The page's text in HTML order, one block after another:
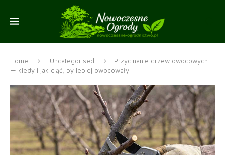
Home Uncategorised
Przycinanie drzew owocowych
— kiedy i jak ciąć, by lepiej owocowały